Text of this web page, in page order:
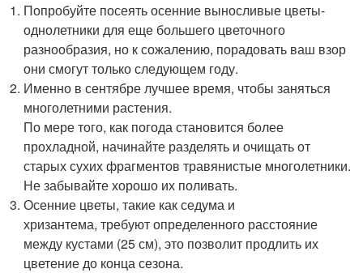
Попробуйте посеять осенние выносливые цветы-
однолетники для еще большего цветочного
разнообразия, но к сожалению, порадовать ваш взор
они смогут только следующем году.
Именно в сентябре лучшее время, чтобы заняться
многолетними растения.
По мере того, как погода становится более
прохладной, начинайте разделять и очищать от
старых сухих фрагментов травянистые многолетники.
Не забывайте хорошо их поливать.
Осенние цветы, такие как седума и
хризантема, требуют определенного расстояние
между кустами (25 см), это позволит продлить их
цветение до конца сезона.